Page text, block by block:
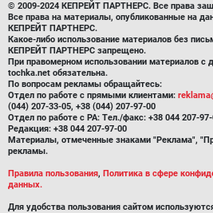
© 2009-2024 КЕПРЕЙТ ПАРТНЕРС. Все права
Все права на материалы, опубликованные на
КЕПРЕЙТ ПАРТНЕРС.
Какое-либо использование материалов без
КЕПРЕЙТ ПАРТНЕРС запрещено.
При правомерном использовании материалов с
tochka.net обязательна.
По вопросам рекламы обращайтесь:
Отдел по работе с прямыми клиентами:
(044) 207-33-05, +38 (044) 207-97-00
Отдел по работе с РА: Тел./факс: +38 044 207-
Редакция: +38 044 207-97-00
Материалы, отмеченные знаками "Реклама",
рекламы.
Правила пользования, Политика в сфере
данных.
Для удобства пользования сайтом